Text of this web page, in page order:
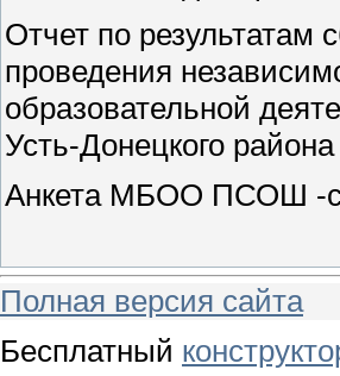
Отчет по
проведения
образовательной
Усть-Донецкого
Анкета МБОО ПСОШ -
Полная версия сайта
Бесплатный